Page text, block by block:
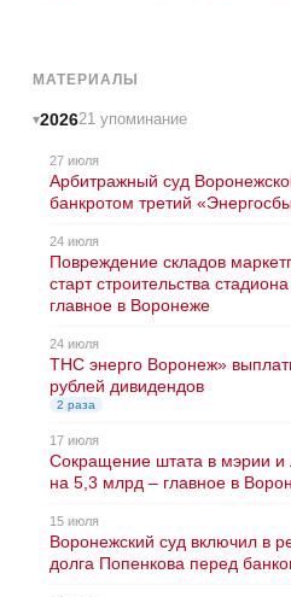
МАТЕРИАЛЫ
202621 упоминание
27 июля
Арбитражный суд
банкротом третий
24 июля
Повреждение складов
старт строительства
главное в Воронеже
24 июля
ТНС энерго Воронеж»
рублей дивидендов
2 раза
17 июля
Сокращение штата в мэрии и
на 5,3 млрд – главное в
15 июля
Воронежский суд включил в
долга Попенкова перед